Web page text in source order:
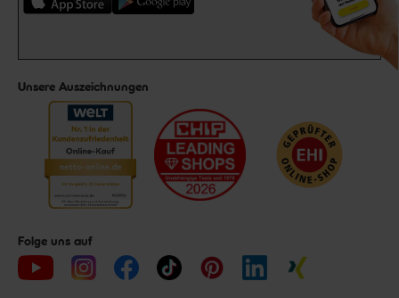
Unsere Auszeichnungen
Folge uns auf